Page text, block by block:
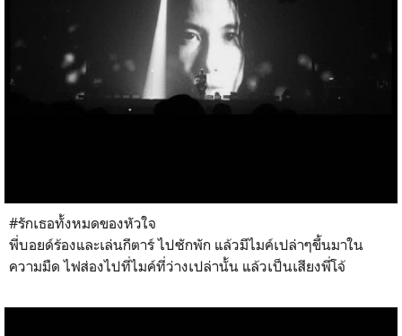
#รักเธอทั้งหมดของหัวใจ
พี่บอยด์ร้องและเล่นกีตาร์ ไปซักพัก แล้วมีไมค์เปล่าๆขึ้นมาใน
ความมืด ไฟส่องไปที่ไมค์ที่ว่างเปล่านั้น แล้วเป็นเสียงพี่โจ้